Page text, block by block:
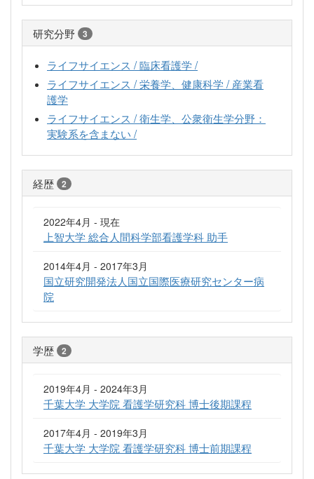
研究分野 3
ライフサイエンス / 臨床看護学 /
ライフサイエンス / 栄養学、健康科学 / 産業看
護学
ライフサイエンス / 衛生学、公衆衛生学分野：
実験系を含まない /
経歴 2
2022年4月 - 現在
上智大学 総合人間科学部看護学科 助手
2014年4月 - 2017年3月
国立研究開発法人国立国際医療研究センター病
院
学歴 2
2019年4月 - 2024年3月
千葉大学 大学院 看護学研究科 博士後期課程
2017年4月 - 2019年3月
千葉大学 大学院 看護学研究科 博士前期課程